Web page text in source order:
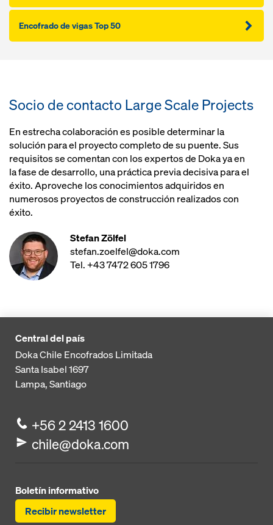
Encofrado de vigas Top 50
Socio de contacto Large Scale Projects
En estrecha colaboración es posible determinar la
solución para el proyecto completo de su puente. Sus
requisitos se comentan con los expertos de Doka ya en
la fase de desarrollo, una práctica previa decisiva para el
éxito. Aproveche los conocimientos adquiridos en
numerosos proyectos de construcción realizados con
éxito.
Stefan Zölfel
stefan.zoelfel@doka.com
Tel. +43 7472 605 1796
Central del país
Doka Chile Encofrados Limitada
Santa Isabel 1697
Lampa, Santiago
+56 2 2413 1600
chile@doka.com
Boletín informativo
Recibir newsletter